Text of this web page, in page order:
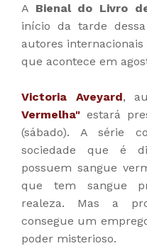
A Bienal do Livro
início da tarde
autores
que acontece em
Victoria Aveyard,
Vermelha" estará
(sábado). A série
sociedade que é
possuem sangue
que tem sangue
realeza. Mas a
consegue um
poder misterioso.